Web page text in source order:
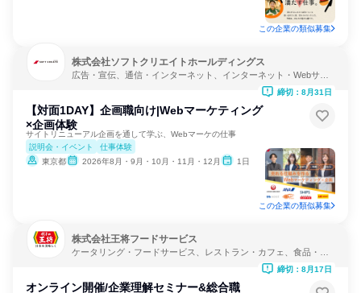
この企業の類似募集
株式会社ソフトクリエイトホールディングス
広告・宣伝、通信・インターネット、インターネット・Webサー
【対面1DAY】企画職向け|Webマーケティング
×企画体験
サイトリニューアル企画を通して学ぶ、Webマーケの仕事
説明会・イベント
仕事体験
東京都
2026年8月・9月・10月・11月・12月 1日
締切：8月31日
この企業の類似募集
株式会社王将フードサービス
ケータリング・フードサービス、レストラン・カフェ、食品・飲
オンライン開催/企業理解セミナー&総合職
締切：8月17日